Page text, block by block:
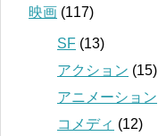
映画 (117)
SF (13)
アクション (15)
アニメーション
コメディ (12)